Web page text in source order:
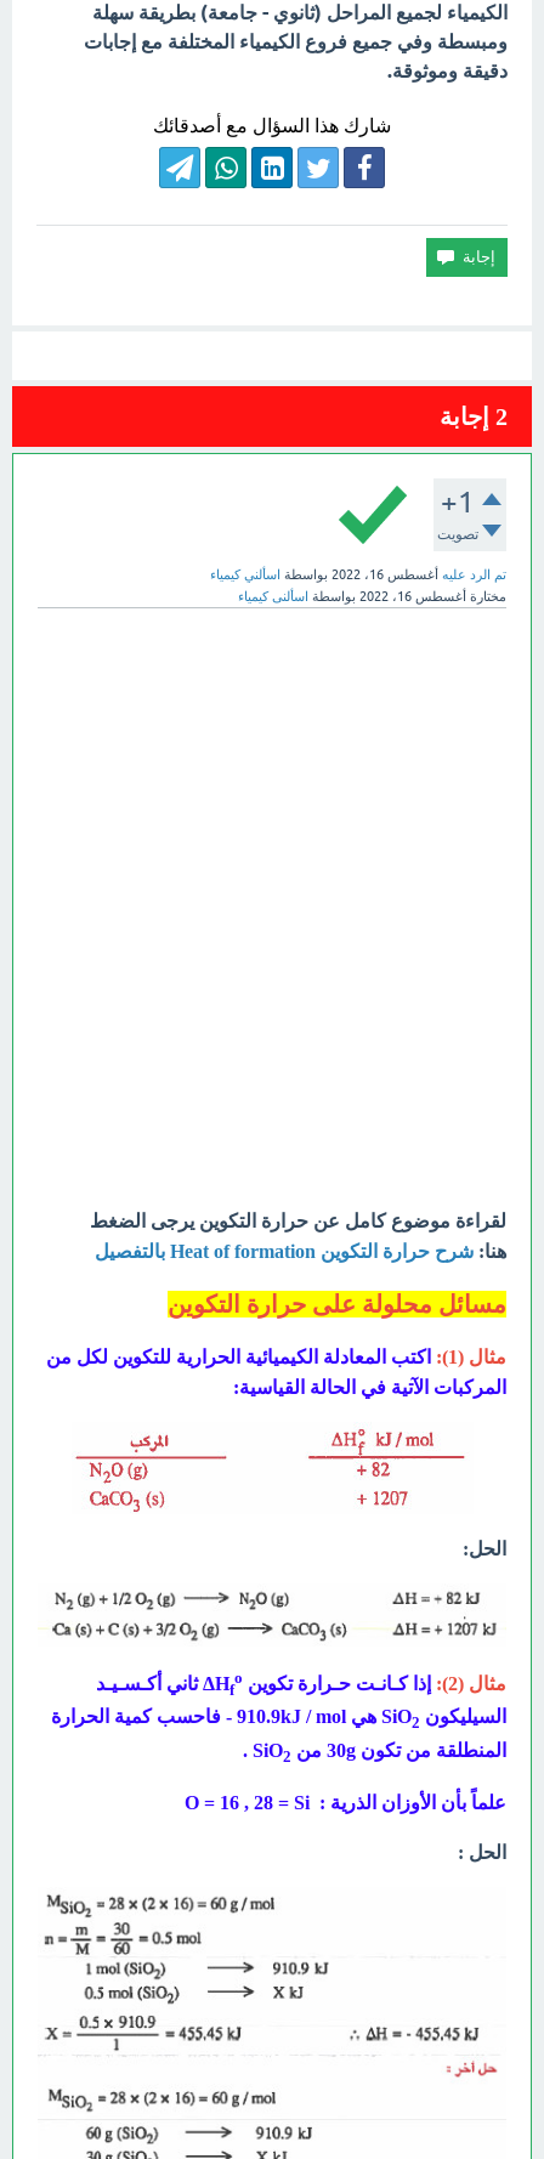
الكيمياء لجميع المراحل (ثانوي - جامعة) بطريقة سهلة
ومبسطة وفي جميع فروع الكيمياء المختلفة مع إجابات
دقيقة وموثوقة.
شارك هذا السؤال مع أصدقائك
2 إجابة
+1
تصويت
تم الرد عليه أغسطس 16، 2022 بواسطة اسألني كيمياء
مختارة أغسطس 16، 2022 بواسطة اسألنى كيمياء
لقراءة موضوع كامل عن حرارة التكوين يرجى الضغط
هنا: شرح حرارة التكوين Heat of formation بالتفصيل
مسائل محلولة على حرارة التكوين
مثال (1):
اكتب المعادلة الكيميائية الحرارية للتكوين لكل من
المركبات الآتية في الحالة القياسية:
الحل:
مثال (2): إذا كـانـت حـرارة تكوين ΔHf
o
ثاني أكـسـيـد
السيليكون SiO 2 هي 910.9 kJ / mol
- فاحسب كمية الحرارة
المنطلقة من تكون 30g من SiO
2
.
علماً بأن الأوزان الذرية : O = 16 , 28 = Si
الحل :